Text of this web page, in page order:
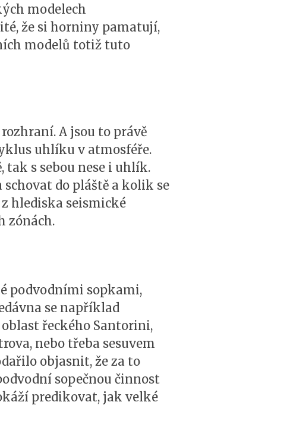
modelech
že si horniny pamatují,
modelů totiž tuto
A jsou to právě
uhlíku v atmosféře.
tak s sebou nese i uhlík.
do pláště a kolik se
hlediska seismické
zónách.
podvodními sopkami,
se například
řeckého Santorini,
nebo třeba sesuvem
objasnit, že za to
sopečnou činnost
predikovat, jak velké